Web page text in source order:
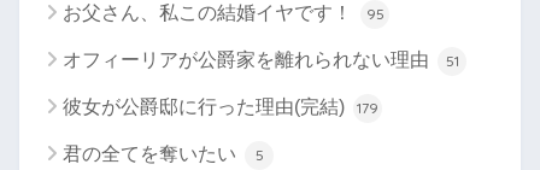
お父さん、私この結婚イヤです！ 95
オフィーリアが公爵家を離れられない理由 51
彼女が公爵邸に行った理由(完結) 179
君の全てを奪いたい 5